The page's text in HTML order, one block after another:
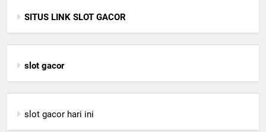
SITUS LINK SLOT GACOR
slot gacor
slot gacor hari ini